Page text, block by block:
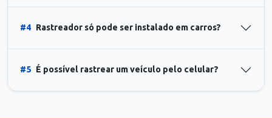
#4 Rastreador só pode ser instalado em carros?
#5 É possível rastrear um veículo pelo celular?